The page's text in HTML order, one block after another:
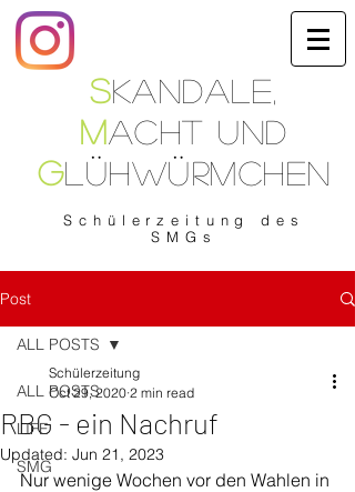
Skandale
Macht und
Glühwürmchen
Schülerzeitung
des
SMGs
Post
ALL POSTS
LIFE
SMG
ALL POSTS
RBG - ein Nachruf
Schülerzeitung
Oct 29, 2020 2 min read
Updated: Jun 21, 2023
Nur wenige Wochen vor den Wahlen in